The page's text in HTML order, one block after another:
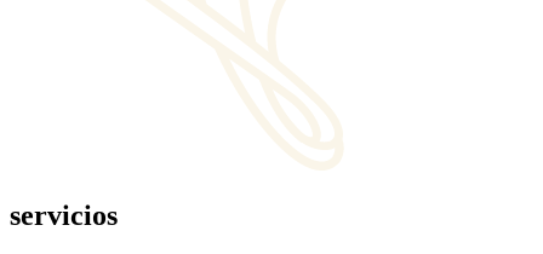
servicios